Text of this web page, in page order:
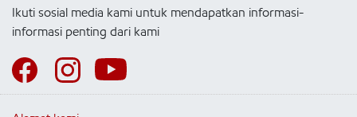
Ikuti sosial media kami untuk mendapatkan informasi-
informasi penting dari kami